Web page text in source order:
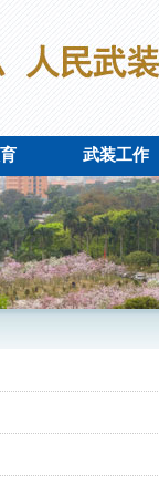
武装工作